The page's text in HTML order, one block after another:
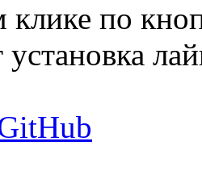
по
установка
b